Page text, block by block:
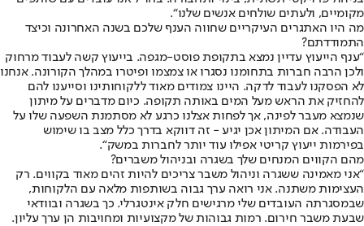
מקומיים, ולעתים שולחים אנשים שלנו“.
מה היו האתגרים העיקריים שחווה הענף שלכם בשנה האחרונה וכיצד
התמודדתם?
“ענף הייעוץ עדיין נמצא בתקופת פוסט-מגפה. בייעוץ קשה לעבוד מרחוק
ולכן הרבה חברות בתחומנו נסגרו או צמצמו ופיטרו במהלך הקורונה. אנחנו
לא הפסקנו לעבוד לדקה. היינו צמודים מאוד ללקוחותינו וסייענו להם
להחזיק את הראש מעל המים באותה תקופה. כיום מדברים על מיתון
שנמצא מעבר לפינה, אך לפחות אצלנו כרגע לא מסתמנת השפעה שלו על
העבודה. אם המיתון אכן יגיע - זה דווקא בדרך כלל מצב בו שימוש
בפירמות ייעוץ קריטי אפילו עוד יותר לחברות במשק“.
מהם הקווים המנחים שלך בשגרה ובניהול משברים?
“אני מאמינה ששגרה וניהול משבר צריכים להיות זהים מאוד בקווים. רק
העצימות משתנה. אני רואה ערך גבוה בשותפות מלאה עם הלקוחות,
שבמסגרתה העובדים שלי מרגישים חלק אינטגרלי. כך בשגרה ובוודאי
שבעת משבר חירום. רמות גבוהות של מקצועיות ומחויבות הן ערך עליון.